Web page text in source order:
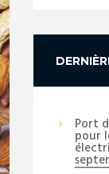
Port
pour